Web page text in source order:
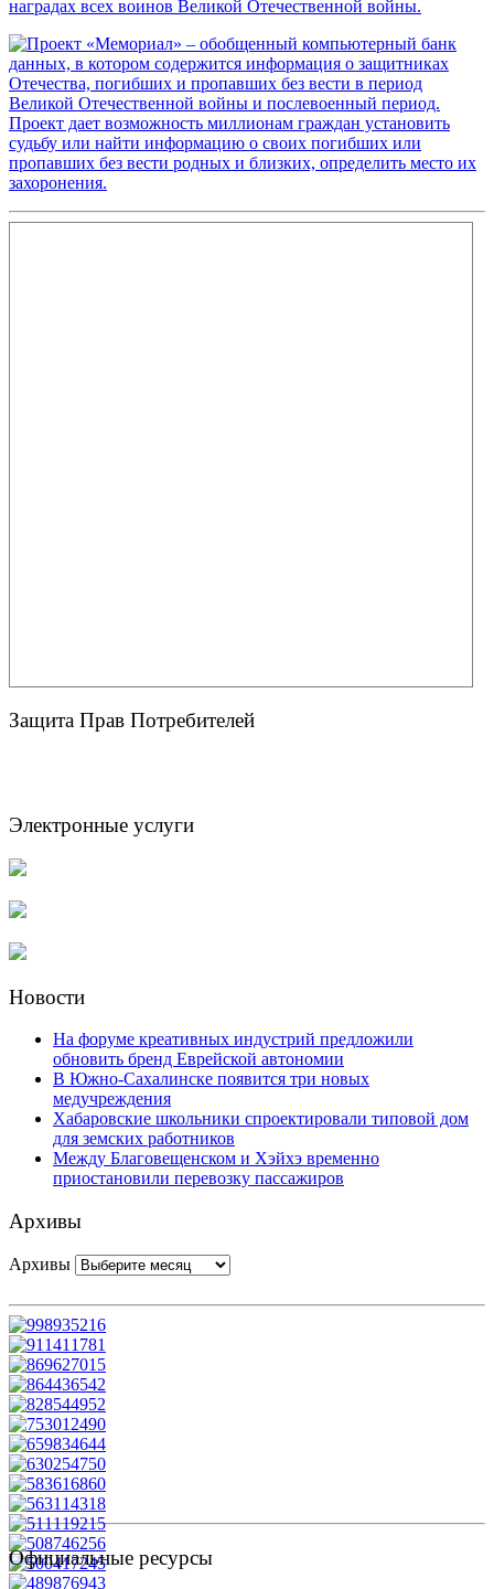
Защита Прав Потребителей
Электронные услуги
Новости
На форуме креативных индустрий предложили
обновить бренд Еврейской автономии
В Южно-Сахалинске появится три новых
медучреждения
Хабаровские школьники спроектировали типовой дом
для земских работников
Между Благовещенском и Хэйхэ временно
приостановили перевозку пассажиров
Архивы
Архивы
Официальные ресурсы